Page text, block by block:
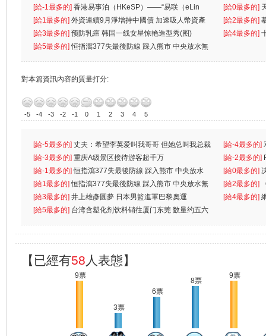
生 人
[給-1最多的] 香港易事泊（HKeSP）——“易联（eLin
k）”项目
[給0最多的]
[給1最多的] 外資連續9月淨增持中國債 加速吸人幣資產 [給2最多的]
[給3最多的] 预防乳癌 韩国一线女星惊艳造型秀(图) [給4最多的]
[給5最多的]恒指瀉377失最後防線 踩入熊市 中央放水無
對本篇資訊內容的質量打分:
-5 -4 -3 -2 -1 0 1 2 3 4 5
[給-5最多的] 丈夫：希望李英爱叫我哥哥 但她总叫我总裁
先
[給-4最多的]
离
[給-3最多的] 重庆A级景区接待游客超千万 [給-2最多的]
[給-1最多的]恒指瀉377失最後防線 踩入熊市 中央放水
無
[給0最多的]
[給1最多的]恒指瀉377失最後防線 踩入熊市 中央放水無 [給2最多的]
[給3最多的] 井上雄彥圓夢 日本男籃進軍巴黎奧運 [給4最多的]
[給5最多的] 台湾含塑化剂饮料销往厦门东莞 数量约五六
【已經有58 人表態】
9票
3票
6票
8票
9票